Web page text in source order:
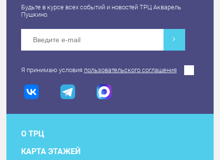
Будьте в курсе всех событий и новостей ТРЦ Акварель
Пушкино.
Я принимаю условия пользовательского соглашения
О ТРЦ
КАРТА ЭТАЖЕЙ